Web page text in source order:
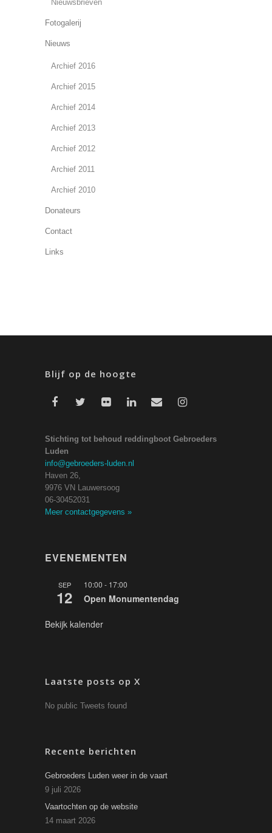
Nieuwsbrieven
Fotogalerij
Nieuws
Archief 2016
Archief 2015
Archief 2014
Archief 2013
Archief 2012
Archief 2011
Archief 2010
Donateurs
Contact
Links
Blijf op de hoogte
Stichting tot behoud reddingboot Gebroeders
Luden
info@gebroeders-luden.nl
Haven 26,
9976 VN Lauwersoog
06-30452031
Meer contactgegevens »
EVENEMENTEN
SEP
12
10:00 - 17:00
Open Monumentendag
Bekijk kalender
Laatste posts op X
No public Tweets found
Recente berichten
Gebroeders Luden weer in de vaart
9 juli 2026
Vaartochten op de website
14 maart 2026